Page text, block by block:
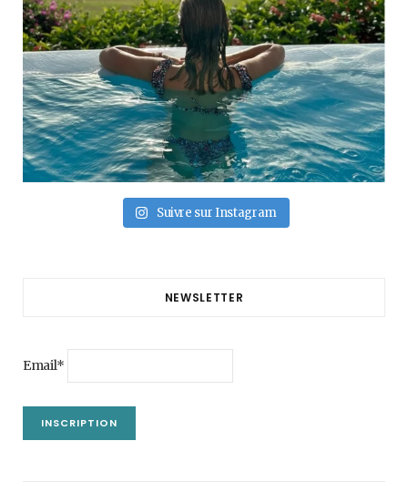
Suivre sur Instagram
NEWSLETTER
Email*